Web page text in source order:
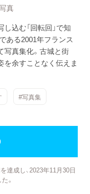
真
込む「回転回」で知
ある2001年フランス
写真集化。古城と街
を余すことなく伝えま
#写真集
達成し、2023年11月30日
。